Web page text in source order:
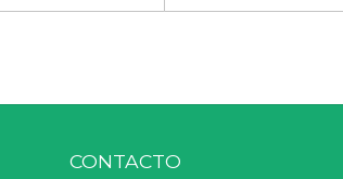
CONTACTO